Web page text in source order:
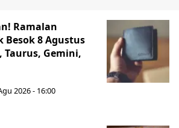
Ramalan
Besok 8 Agustus
Taurus, Gemini,
2026 - 16:00